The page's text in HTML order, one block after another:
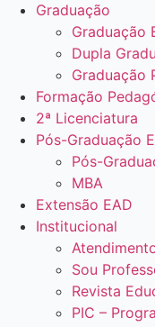
Graduação
Graduação
Dupla
Graduação
Formação
2ª Licenciatura
Pós-Graduação
Pós-
MBA
Extensão EAD
Institucional
Sou
Revista
PIC –